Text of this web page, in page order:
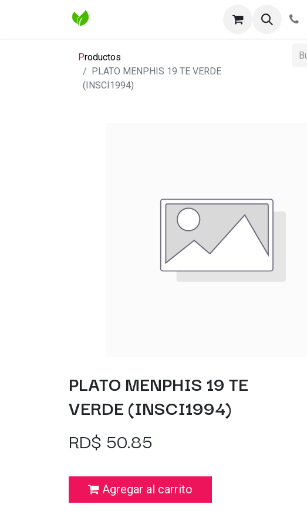
Contáctenos Blog
Productos
PLATO MENPHIS 19 TE VERDE
(INSCI1994)
PLATO MENPHIS 19 TE
VERDE (INSCI1994)
RD$ 50.85
Agregar al carrito